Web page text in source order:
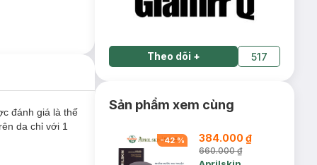
đánh giá là thế
da chỉ với 1
Theo dõi + 517
Sản phẩm xem cùng
-42% 384.000 ₫
660.000 ₫